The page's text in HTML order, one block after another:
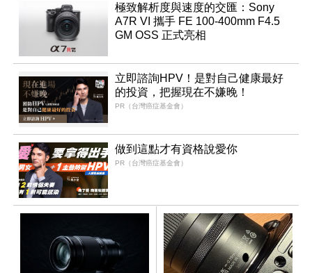
極致解析度與速度的交匯：Sony
A7R VI 攜手 FE 100-400mm F4.5
GM OSS 正式亮相
立即諮詢HPV！是對自己健康最好
的投資，把握現在不嫌晚！
PR（台灣癌症基金會）
做到這點才有資格說愛你
PR（台灣癌症基金會）